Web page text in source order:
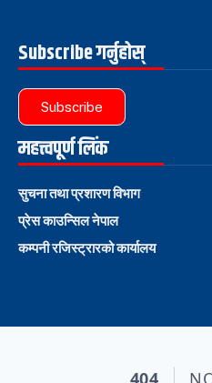
Subscribe गर्नुहोस्
Subscribe
महत्त्वपूर्ण लिंक
सुचना तथा प्रशारण विभाग
प्रेस काउन्सिल नेपाल
कम्पनी रजिस्ट्रारको कार्यालय